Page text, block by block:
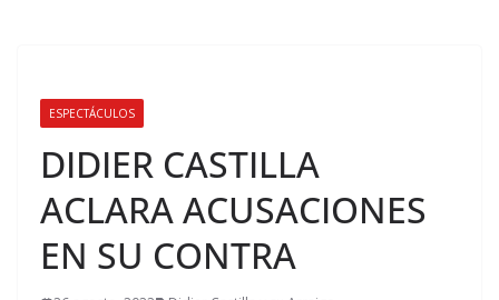
ESPECTÁCULOS
DIDIER CASTILLA
ACLARA ACUSACIONES
EN SU CONTRA